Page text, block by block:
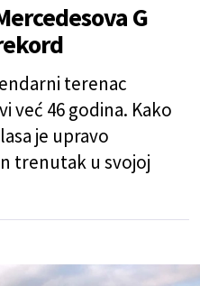
G
terenac
već 46 godina. Kako
je upravo
trenutak u svojoj